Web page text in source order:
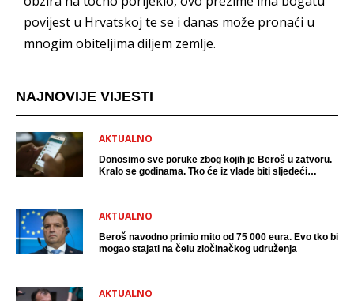
povijest u Hrvatskoj te se i danas može pronaći u
mnogim obiteljima diljem zemlje.
NAJNOVIJE VIJESTI
AKTUALNO
Donosimo sve poruke zbog kojih je Beroš u zatvoru.
Kralo se godinama. Tko će iz vlade biti sljedeći
AKTUALNO
Beroš navodno primio mito od 75 000 eura. Evo tko bi
mogao stajati na čelu zločinačkog udruženja
AKTUALNO